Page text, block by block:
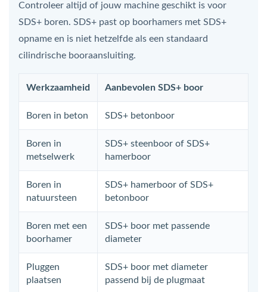
Controleer altijd of jouw machine geschikt is voor
SDS+ boren. SDS+ past op boorhamers met SDS+
opname en is niet hetzelfde als een standaard
cilindrische booraansluiting.
Werkzaamheid Aanbevolen SDS+ boor
Boren in beton SDS+ betonboor
Boren in
metselwerk
SDS+ steenboor of SDS+
hamerboor
Boren in
natuursteen
SDS+ hamerboor of SDS+
betonboor
Boren met een
boorhamer
SDS+ boor met passende
diameter
Pluggen
plaatsen
SDS+ boor met diameter
passend bij de plugmaat